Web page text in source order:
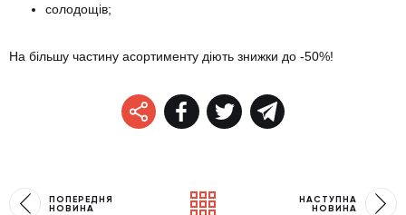
солодощів;
На більшу частину асортименту діють знижки до -50%!
ПОПЕРЕДНЯ
НОВИНА
НАСТУПНА
НОВИНА